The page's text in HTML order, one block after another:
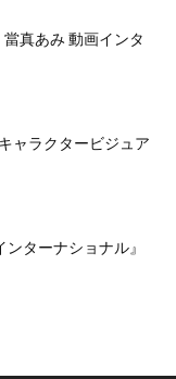
當真あみ 動画インタ
ャラクタービジュア
ンターナショナル』